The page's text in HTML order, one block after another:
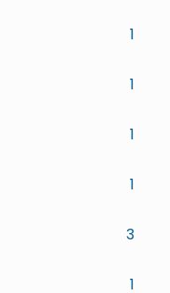
1
1
1
1
3
1